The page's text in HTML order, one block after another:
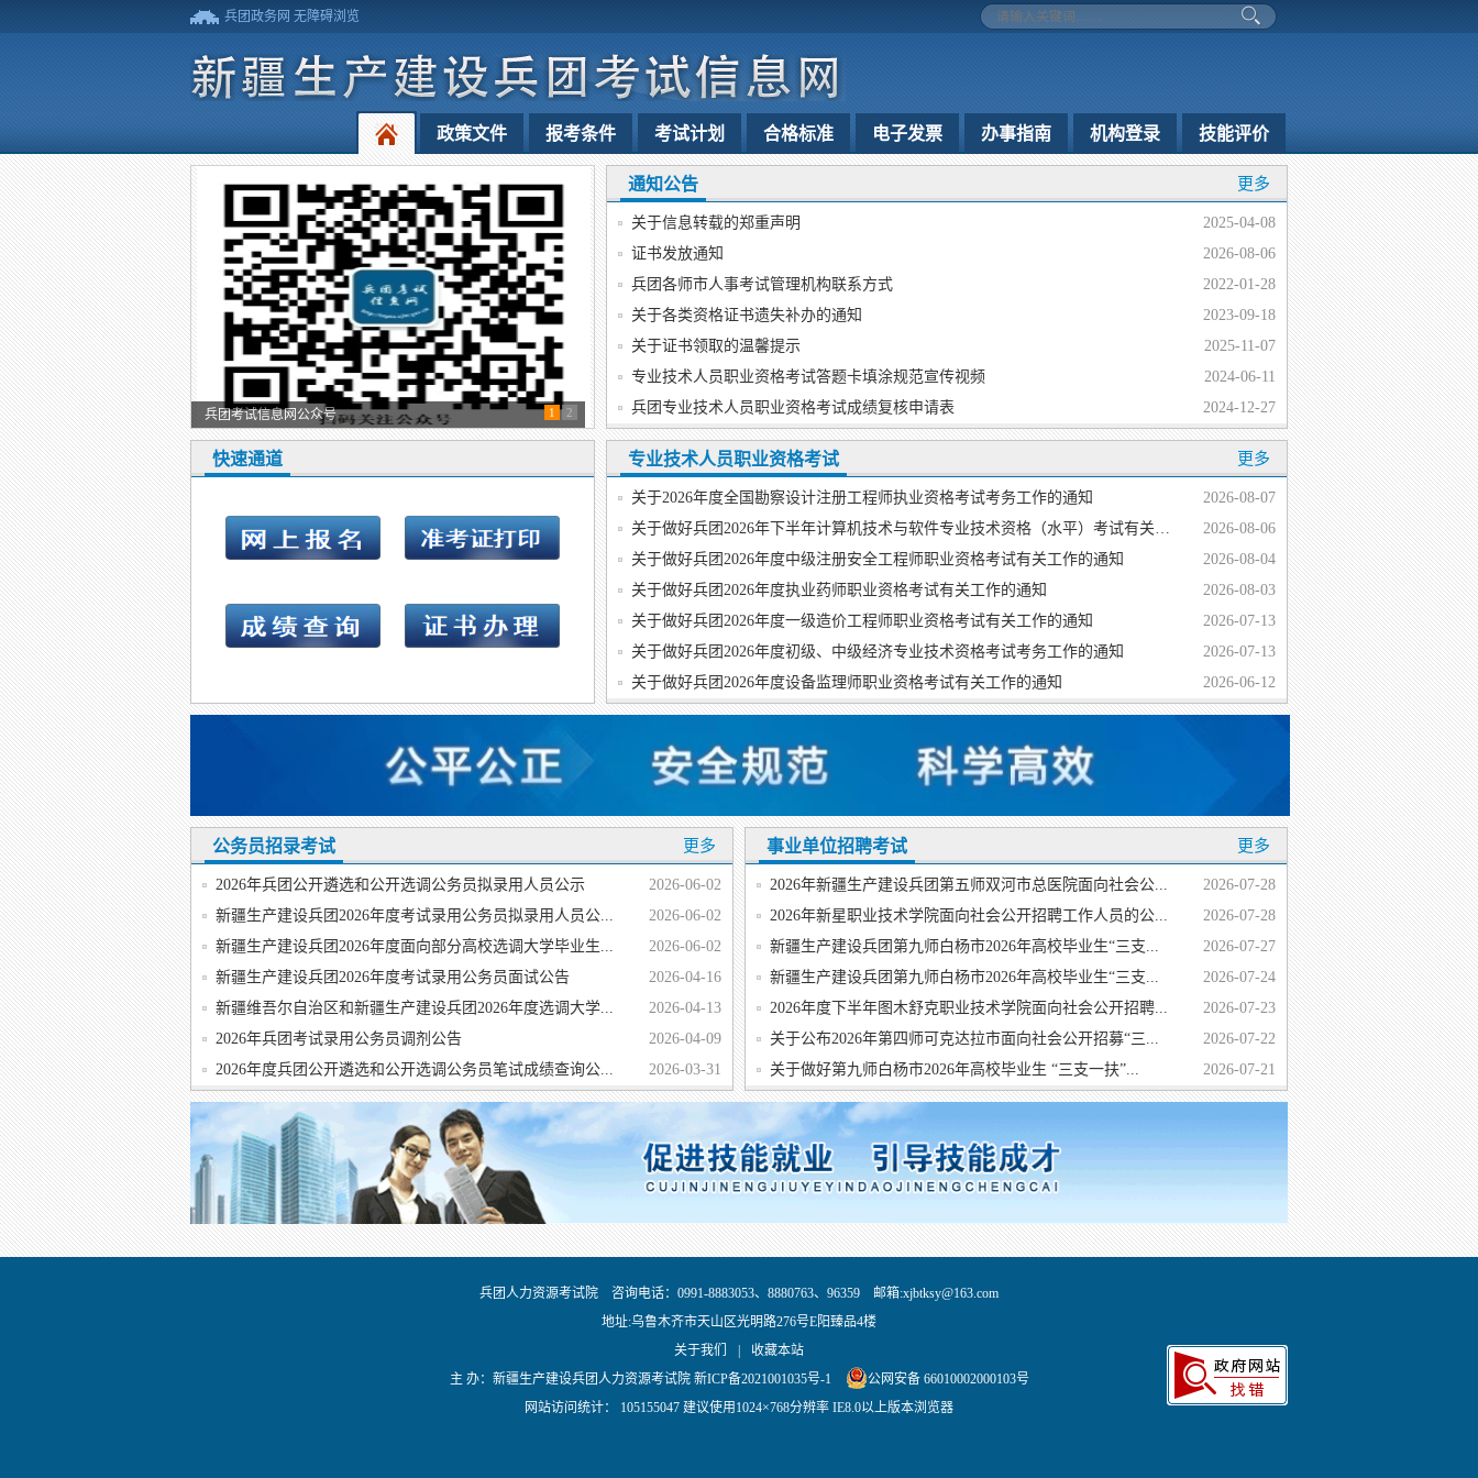
兵团政务网 无障碍浏览
政策文件 报考条件 考试计划 合格标准 电子发票 办事指南 机构登录 技能评价
兵团考试信息网公众号 1 2
通知公告 更多
关于信息转载的郑重声明
2025-04-08
证书发放通知
2026-08-06
兵团各师市人事考试管理机构联系方式
2022-01-28
关于各类资格证书遗失补办的通知
2023-09-18
关于证书领取的温馨提示
2025-11-07
专业技术人员职业资格考试答题卡填涂规范宣传视频
2024-06-11
兵团专业技术人员职业资格考试成绩复核申请表
2024-12-27
快速通道 专业技术人员职业资格考试 更多
关于2026年度全国勘察设计注册工程师执业资格考试考务工作的通知
2026-08-07
关于做好兵团2026年下半年计算机技术与软件专业技术资格（水平）考试有关工作的通知
2026-08-06
关于做好兵团2026年度中级注册安全工程师职业资格考试有关工作的通知
2026-08-04
关于做好兵团2026年度执业药师职业资格考试有关工作的通知
2026-08-03
关于做好兵团2026年度一级造价工程师职业资格考试有关工作的通知
2026-07-13
关于做好兵团2026年度初级、中级经济专业技术资格考试考务工作的通知
2026-07-13
关于做好兵团2026年度设备监理师职业资格考试有关工作的通知
2026-06-12
公务员招录考试 更多
2026年兵团公开遴选和公开选调公务员拟录用人员公示
2026-06-02
新疆生产建设兵团2026年度考试录用公务员拟录用人员公...
2026-06-02
新疆生产建设兵团2026年度面向部分高校选调大学毕业生...
2026-06-02
新疆生产建设兵团2026年度考试录用公务员面试公告
2026-04-16
新疆维吾尔自治区和新疆生产建设兵团2026年度选调大学...
2026-04-13
2026年兵团考试录用公务员调剂公告
2026-04-09
2026年度兵团公开遴选和公开选调公务员笔试成绩查询公...
2026-03-31
事业单位招聘考试 更多
2026年新疆生产建设兵团第五师双河市总医院面向社会公...
2026-07-28
2026年新星职业技术学院面向社会公开招聘工作人员的公...
2026-07-28
新疆生产建设兵团第九师白杨市2026年高校毕业生“三支...
2026-07-27
新疆生产建设兵团第九师白杨市2026年高校毕业生“三支...
2026-07-24
2026年度下半年图木舒克职业技术学院面向社会公开招聘...
2026-07-23
关于公布2026年第四师可克达拉市面向社会公开招募“三...
2026-07-22
关于做好第九师白杨市2026年高校毕业生 “三支一扶”...
2026-07-21
兵团人力资源考试院 咨询电话：0991-8883053、8880763、96359 邮箱:xjbtksy@163.com
地址:乌鲁木齐市天山区光明路276号E阳臻品4楼
关于我们
|
收藏本站
主 办：新疆生产建设兵团人力资源考试院 新ICP备2021001035号-1
公网安备 66010002000103号
网站访问统计： 105155047 建议使用1024×768分辨率 IE8.0以上版本浏览器